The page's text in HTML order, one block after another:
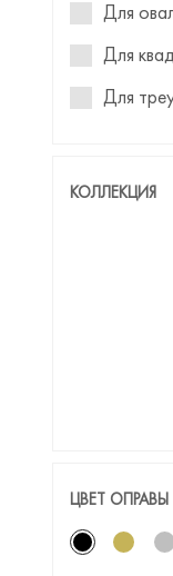
Furla
Gucci
Marc
Matsuda
Для
Для
Для
КОЛЛЕКЦИЯ
ЦВЕТ ОПРАВЫ